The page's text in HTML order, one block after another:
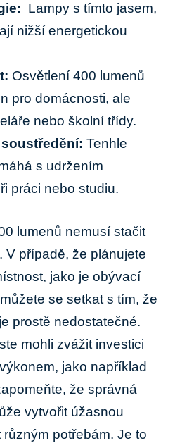
​ Lampy s tímto jasem,
nižší energetickou
Osvětlení 400 ⁢lumenů ​
pro domácnosti, ale
nebo‍ školní třídy.
‍Tenhle
s ‌udržením
práci nebo ⁤studiu.
lumenů ​nemusí ⁢stačit
V případě, že plánujete
jako je obývací
se setkat ⁢s tím, že
‍prostě nedostatečné.
mohli zvážit investici
⁢jako ⁢například
že správná⁤
vytvořit⁣ úžasnou​
potřebám. Je to‍